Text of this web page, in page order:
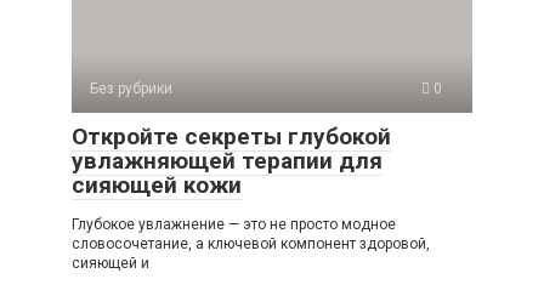
Без рубрики 0
Откройте секреты глубокой
увлажняющей терапии для
сияющей кожи
Глубокое увлажнение — это не просто модное
словосочетание, а ключевой компонент здоровой,
сияющей и